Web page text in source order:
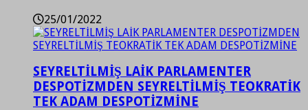
25/01/2022
SEYRELTİLMİŞ LAİK PARLAMENTER
DESPOTİZMDEN SEYRELTİLMİŞ TEOKRATİK
TEK ADAM DESPOTİZMİNE